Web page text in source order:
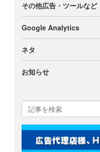
その他広告・ツールなど
Google Analytics
ネタ
お知らせ